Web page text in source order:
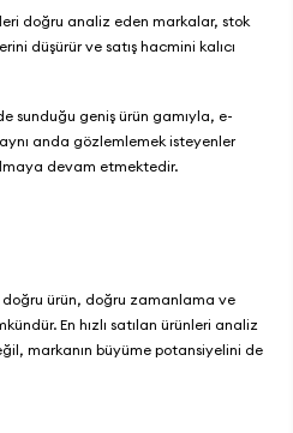
doğru analiz eden markalar, stok
düşürür ve satış hacmini kalıcı
sunduğu geniş ürün gamıyla, e-
anda gözlemlemek isteyenler
devam etmektedir.
doğru ürün, doğru zamanlama ve
En hızlı satılan ürünleri analiz
markanın büyüme potansiyelini de